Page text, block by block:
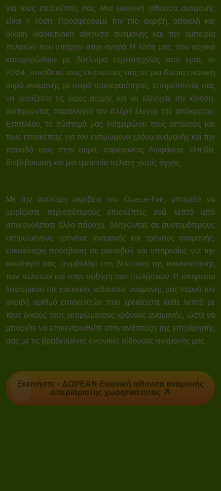
για τους επισκέπτες σας; Μιαεικονική αίθουσα αναμονής
είναι η λύση. Προσφέρουμε την πιο ακριβή, ασφαλή και
δίκαιη διαδικτυακή αίθουσα αναμονής και την εμπειρία
πελατών που υπάρχει στην αγορά. Η λύση μας, που αρχικά
κατοχυρώθηκε με δίπλωμα ευρεσιτεχνίας από εμάς το
2004, τοποθετεί τους επισκέπτες σας σε μια δίκαιη εικονική
ουρά αναμονής με σειρά προτεραιότητας , επιτρέποντάς σας
να χειρίζεστε τις ώρες αιχμής και να ελέγχετε την κίνηση,
διατηρώντας παράλληλα τον πλήρη έλεγχο της απόκρισης.
Επιπλέον, το σύστημά μας ενημερώνει τους οπαδούς και
τους επισκέπτες για τον εκτιμώμενο χρόνο αναμονής και την
πρόοδό τους στην ουρά, παρέχοντας διαφάνεια, ελπίδα,
διαβεβαίωση και μια εμπειρία πελάτη χωρίς άγχος.
Με την ανώτερη ακρίβεια του Queue-Fair, μπορείτε να
χειρίζεστε περισσότερους επισκέπτες ανά λεπτό από
οποιονδήποτε άλλο πάροχο, οδηγώντας σε συντομότερους
εκτιμώμενους χρόνους αναμονής και χρόνους αναμονής,
ευκολότερη πρόσβαση σε ραντεβού και υπηρεσίες για την
κοινότητά σας, συμβάλλει στη βελτίωση της ικανοποίησης
των πελατών και στην αύξηση των πωλήσεων. Η υπηρεσία
λογισμικού της εικονικής αίθουσας αναμονής μας περνά τον
ακριβή αριθμό επισκεπτών που χρειάζεστε κάθε λεπτό με
τους δικούς τους εκτιμώμενους χρόνους αναμονής, ώστε να
μπορείτε να επικεντρωθείτε στην ανάπτυξη της επιχείρησής
σας με τις βραβευμένες εικονικές αίθουσες αναμονής μας.
Ξεκινήστε - ΔΩΡΕΑΝ Εικονική αίθουσα αναμονής
απεριόριστης χωρητικότητας